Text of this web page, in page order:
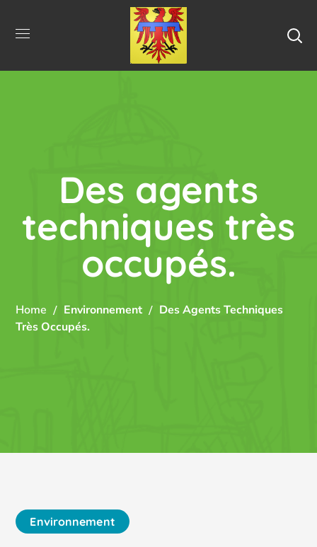
Des agents
techniques très
occupés.
Home Environnement
Des Agents Techniques
Très Occupés.
Environnement